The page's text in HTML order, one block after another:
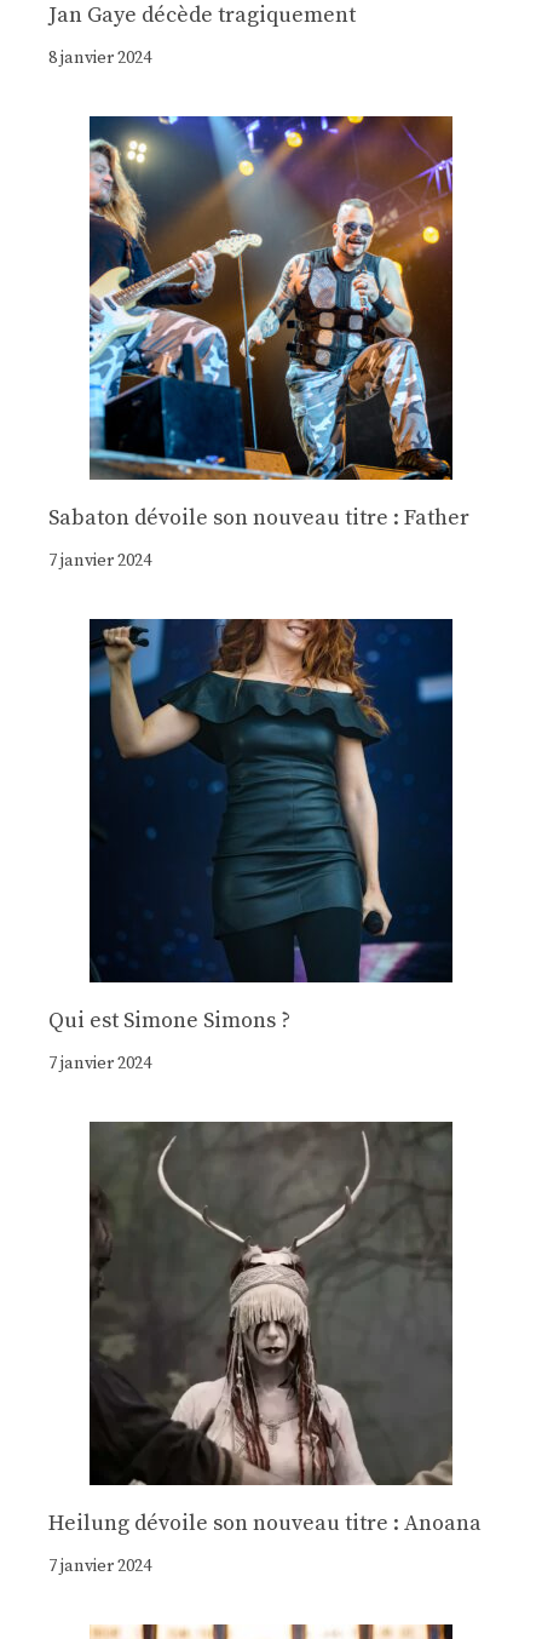
Jan Gaye décède tragiquement
8 janvier 2024
Sabaton dévoile son nouveau titre : Father
7 janvier 2024
Qui est Simone Simons ?
7 janvier 2024
Heilung dévoile son nouveau titre : Anoana
7 janvier 2024